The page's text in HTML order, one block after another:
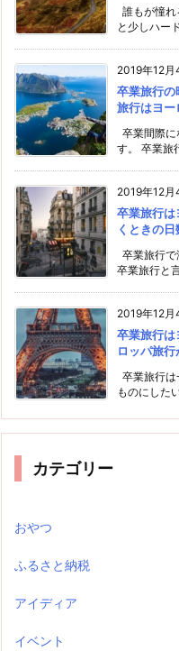
誰もが憧
と少しハー
2019年12月
卒業旅行の
旅行はヨー
卒業間際
す。 卒業旅
2019年12月
卒業旅行は
くときの
卒業旅行
卒業旅行と
2019年12月
卒業旅行は
ロッパ旅行
卒業旅行
ものにした
カテゴリー
おやつ
ふるさと納税
アイディア
イベント